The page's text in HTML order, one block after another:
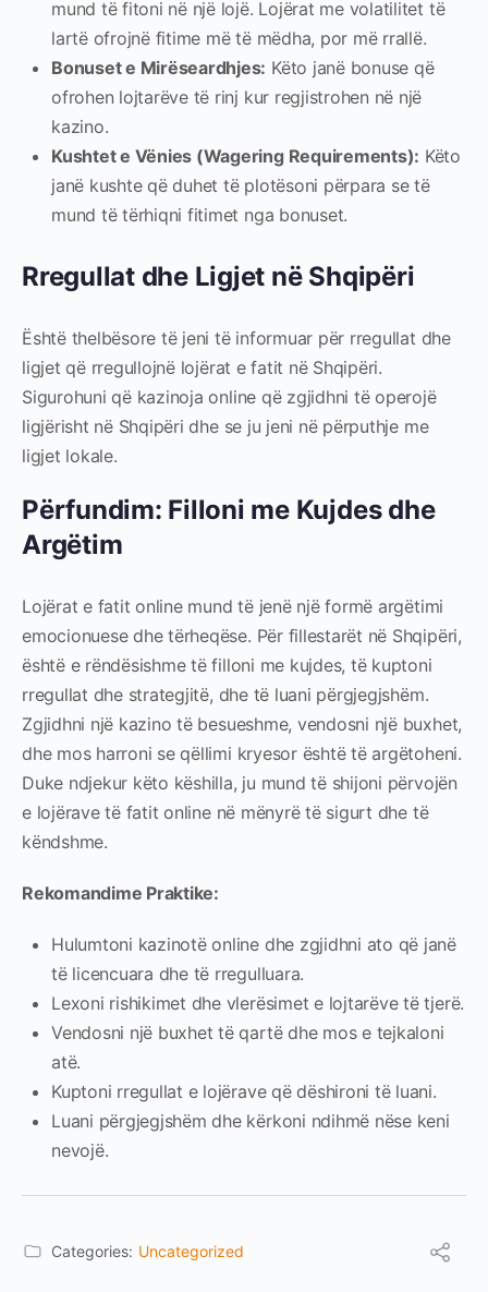
mund të fitoni në një lojë. Lojërat me volatilitet të
lartë ofrojnë fitime më të mëdha, por më rrallë.
Bonuset e Mirëseardhjes: Këto janë bonuse që
ofrohen lojtarëve të rinj kur regjistrohen në një
kazino.
Kushtet e Vënies (Wagering Requirements): Këto
janë kushte që duhet të plotësoni përpara se të
mund të tërhiqni fitimet nga bonuset.
Rregullat dhe Ligjet në Shqipëri
Është thelbësore të jeni të informuar për rregullat dhe
ligjet që rregullojnë lojërat e fatit në Shqipëri.
Sigurohuni që kazinoja online që zgjidhni të operojë
ligjërisht në Shqipëri dhe se ju jeni në përputhje me
ligjet lokale.
Përfundim: Filloni me Kujdes dhe
Argëtim
Lojërat e fatit online mund të jenë një formë argëtimi
emocionuese dhe tërheqëse. Për fillestarët në Shqipëri,
është e rëndësishme të filloni me kujdes, të kuptoni
rregullat dhe strategjitë, dhe të luani përgjegjshëm.
Zgjidhni një kazino të besueshme, vendosni një buxhet,
dhe mos harroni se qëllimi kryesor është të argëtoheni.
Duke ndjekur këto këshilla, ju mund të shijoni përvojën
e lojërave të fatit online në mënyrë të sigurt dhe të
këndshme.
Rekomandime Praktike:
Hulumtoni kazinotë online dhe zgjidhni ato që janë
të licencuara dhe të rregulluara.
Lexoni rishikimet dhe vlerësimet e lojtarëve të tjerë.
Vendosni një buxhet të qartë dhe mos e tejkaloni
atë.
Kuptoni rregullat e lojërave që dëshironi të luani.
Luani përgjegjshëm dhe kërkoni ndihmë nëse keni
nevojë.
Categories: Uncategorized